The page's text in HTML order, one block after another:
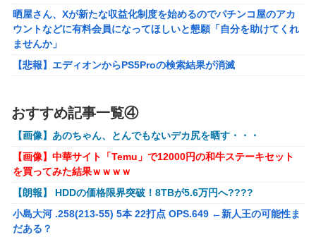
実際『ゼルダ 時オカ』→『風タク』の時の空気感を知りた
い
昭和戦隊のロボデザイン、配信で追って見ると…
【画像】 キャミイの18万円の最新フィギュア、ガチで作り
【にじさんじ】委員長、Claude Codeまで手出してるん
か…『もう何でも作れそうやな』
モバＰ「アイドルにセクハラをします」
【画像】漫画・アニメの「武人系敵幹部」に付きまといがち
な疑問ｗｗｗｗ
【種運命】ネオが結局よく分からないまま新しい映画が終わ
った後ももやもやしてる
晒屋さん、Xが新たな収益化制度を始めるのでパチンコ屋のアカ
ウントなどに有料会員になってほしいと懇願「自分を助けてくれ
ませんか」
【悲報】エディオンからPS5Proの検索結果が消滅
※ガンダム ガンキャノン ガンタンク ガン○○○ ←一番違和
感ないV作戦の4機目を考えた奴が優勝
【オリジナル可動フィギュア】WIND TOYS「タイタン スーパー
アクションマッスルボディ」可動フィギュア各種【予約開始】
【重音テト】コナミデフォルメフィギュア「重音テト 通常衣装
Ver.」「重音テト SV衣装Ver.」【彩色原型公開】
国内スイッチ2普及ペース深刻。販売不振だった3DSに負けそう
おすすめ記事一覧④
【画像】あのちゃん、とんでもないデカ尻を晒す・・・
【画像】中華サイト「Temu」で12000円の和牛ステーキセット
を買ってみた結果ｗｗｗｗ
【朗報】 HDDの価格限界突破！8TBが5.6万円へ????
小島大河 .258(213-55) 5本 22打点 OPS.649 ←新人王の可能性ま
だある？